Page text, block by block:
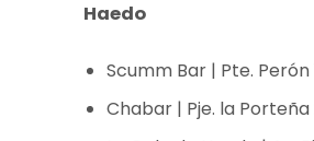
Haedo
Scumm Bar | Pte. Perón
Chabar | Pje. la Porteña